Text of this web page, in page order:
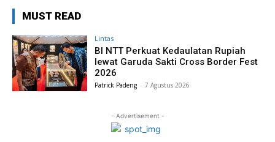
MUST READ
Lintas
BI NTT Perkuat Kedaulatan Rupiah
lewat Garuda Sakti Cross Border Fest
2026
Patrick Padeng - 7 Agustus 2026
- Advertisement -